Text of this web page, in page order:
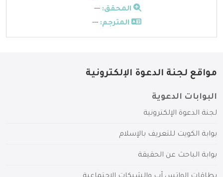
المحقق: ---
المترجم: ---
مواقع لجنة الدعوة الإلكترونية
البوابات الدعوية
لجنة الدعوة الإلكترونية
بوابة الكويت للتعريف بالإسلام
بوابة الباحث عن الحقيقة